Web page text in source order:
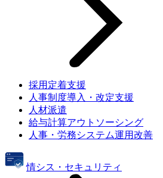
採用定着支援
人事制度導入・改定支援
人材派遣
給与計算アウトソーシング
人事・労務システム運用改善
情シス・セキュリティ